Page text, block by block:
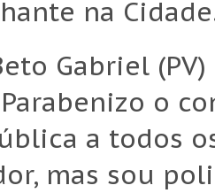
na
Gabriel
o
a todos
mas sou